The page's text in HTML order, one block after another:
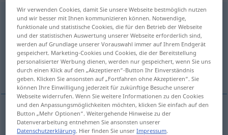
dugme < -eta>
Übersicht aller Übersetzungen
(Für mehr Details die Übersetzung anklicken/antippen)
Knopf
Knopfm dugme
Wir verwenden Cookies, damit Sie unsere Webseite bestmöglich nutzen
und wir besser mit Ihnen kommunizieren können. Notwendige,
funktionale und statistische Cookies, die für den Betrieb der Webseite
und der statistischen Auswertung unserer Webseite erforderlich sind,
werden auf Grundlage unserer Vorauswahl immer auf Ihrem Endgerät
gespeichert. Marketing-Cookies und Cookies, die der Bereitstellung
personalisierter Werbung dienen, werden nur gespeichert, wenn Sie uns
durch einen Klick auf den „Akzeptieren“-Button Ihr Einverständnis
geben. Klicken Sie ansonsten auf „Fortfahren ohne Akzeptieren“. Sie
können Ihre Einwilligung jederzeit für zukünftige Besuche unserer
Webseite widerrufen. Wenn Sie weitere Informationen zu den Cookies
und den Anpassungsmöglichkeiten möchten, klicken Sie einfach auf den
Button „Mehr Optionen“. Weitergehende Hinweise zu der
Datenverarbeitung entnehmen Sie ansonsten unserer
Datenschutzerklärung. Hier finden Sie unserImpressum.